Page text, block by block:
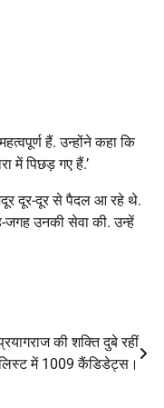
हैं. उन्होंने कहा कि
में पिछड़ गए हैं.’
दूर-दूर से पैदल आ रहे थे.
जगह उनकी सेवा की. उन्हें
की शक्ति दुबे रहीं
लिस्ट में 1009 कैंडिडेट्स।